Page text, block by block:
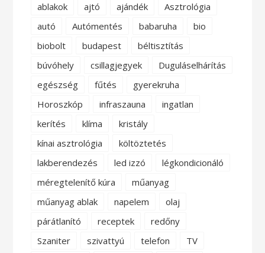
ablakok ajtó ajándék
Asztrológia
autó
Autómentés babaruha
bio
biobolt
budapest
béltisztítás
búvóhely
csillagjegyek
Duguláselhárítás
egészség
fűtés
gyerekruha
Horoszkóp
infraszauna
ingatlan
kerítés
klíma
kristály
kínai asztrológia
költöztetés
lakberendezés
led izzó
légkondicionáló
méregtelenítő kúra
műanyag
műanyag ablak
napelem
olaj
párátlanító
receptek
redőny
Szaniter
szivattyú telefon TV